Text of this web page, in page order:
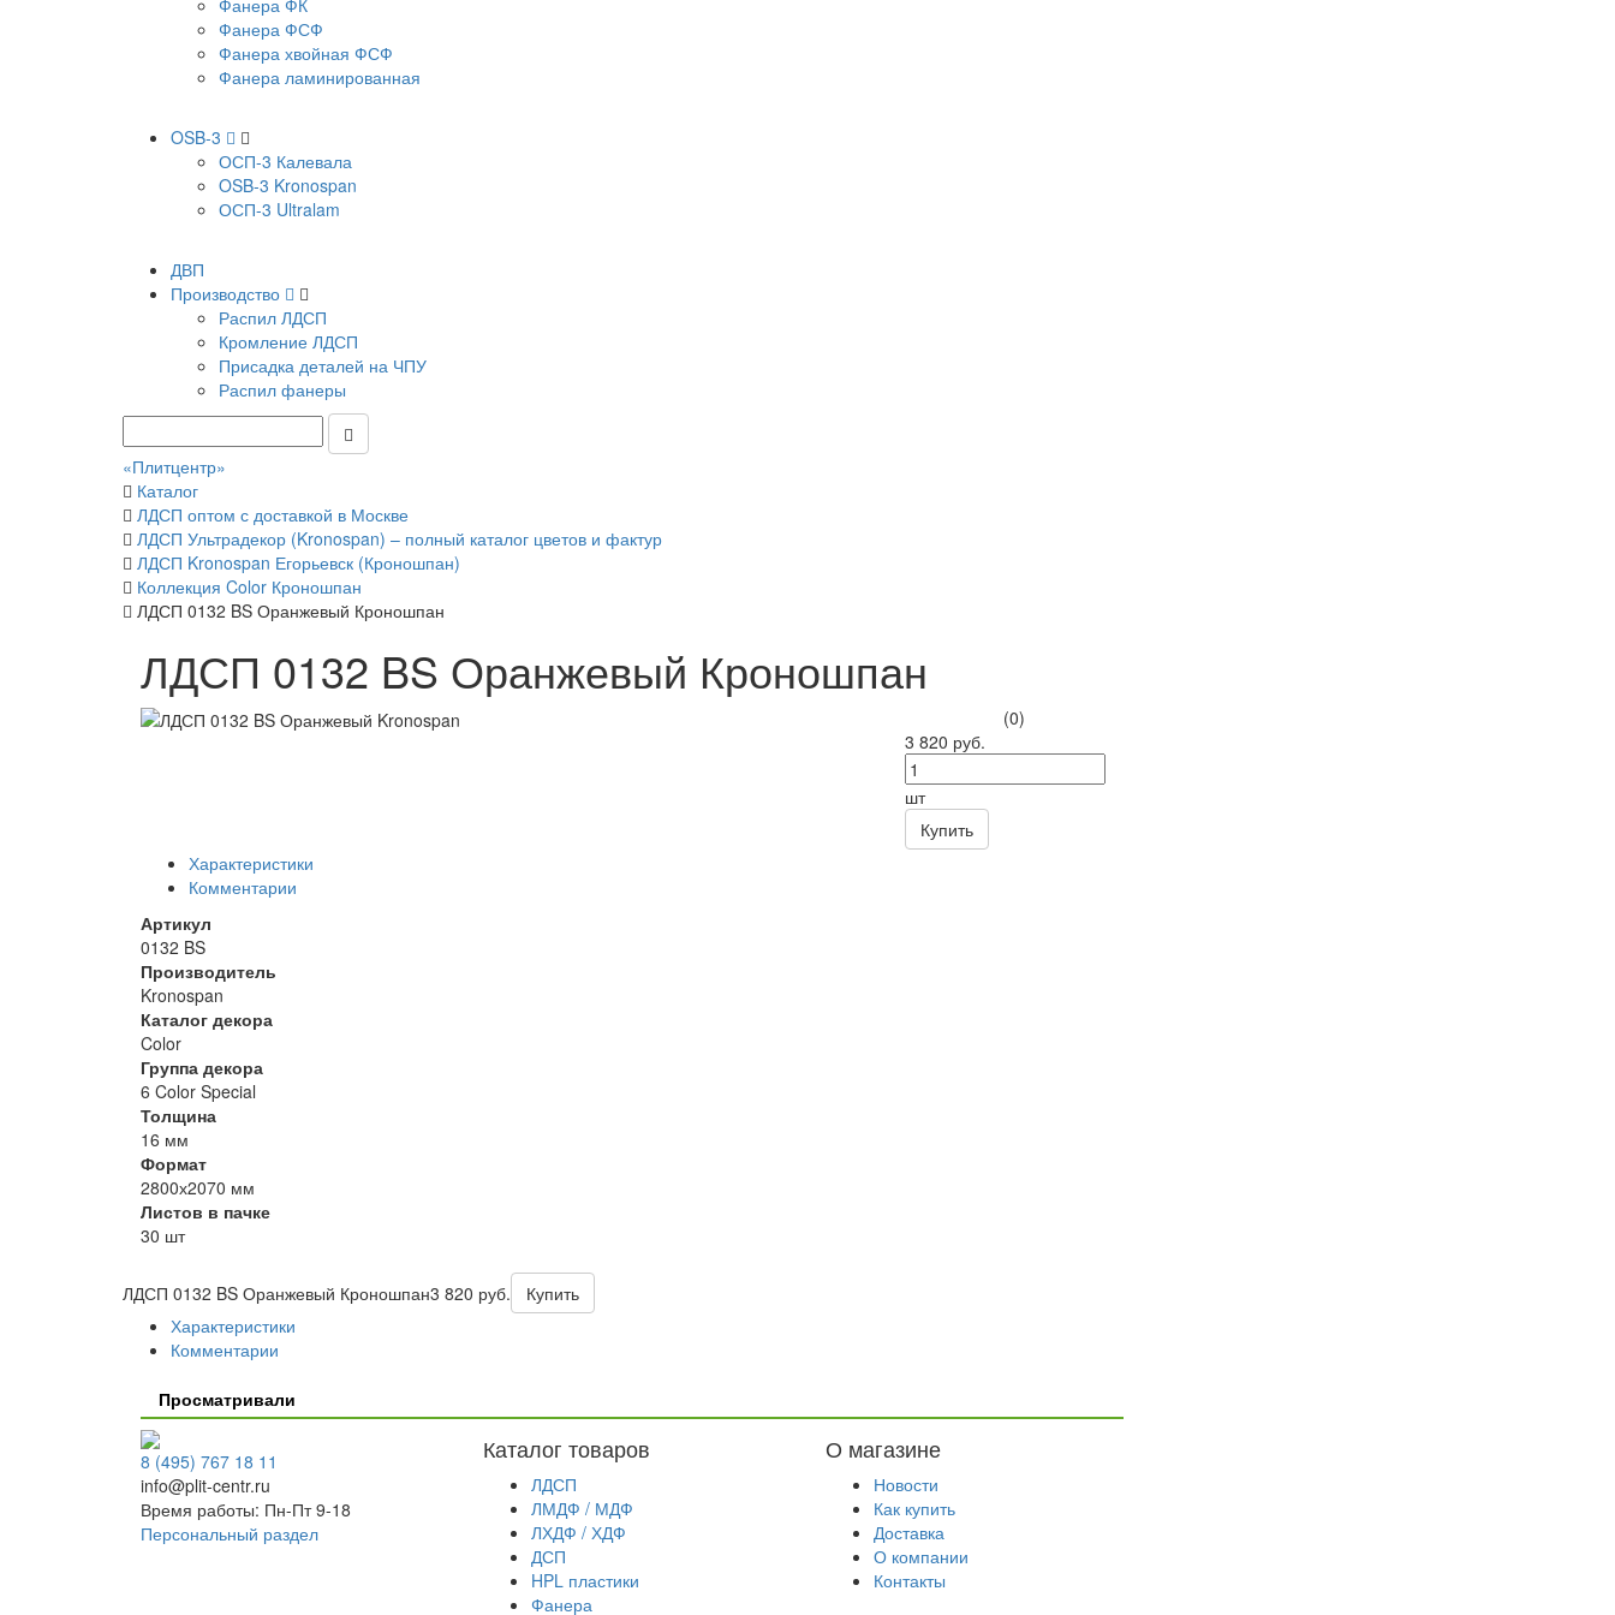
Фанера ФК
Фанера ФСФ
Фанера хвойная ФСФ
Фанера ламинированная
OSB-3
ОСП-3 Калевала
OSB-3 Kronospan
ОСП-3 Ultralam
ДВП
Производство
Распил ЛДСП
Кромление ЛДСП
Присадка деталей на ЧПУ
Распил фанеры
«Плитцентр»
Каталог
ЛДСП оптом с доставкой в Москве
ЛДСП Ультрадекор (Kronospan) – полный каталог цветов и фактур
ЛДСП Kronospan Егорьевск (Кроношпан)
Коллекция Color Кроношпан
ЛДСП 0132 BS Оранжевый Кроношпан
ЛДСП 0132 BS Оранжевый Кроношпан
(0)
3 820 руб.
шт
Купить
Характеристики
Комментарии
Артикул
0132 BS
Производитель
Kronospan
Каталог декора
Color
Группа декора
6 Color Special
Толщина
16 мм
Формат
2800х2070 мм
Листов в пачке
30 шт
ЛДСП 0132 BS Оранжевый Кроношпан3 820 руб.
Купить
Характеристики
Комментарии
Просматривали
О магазине
Новости
Как купить
Доставка
О компании
Контакты
Каталог товаров
ЛДСП
ЛМДФ / МДФ
ЛХДФ / ХДФ
ДСП
HPL пластики
Фанера
8 (495) 767 18 11
info@plit-centr.ru
Время работы: Пн-Пт 9-18
Персональный раздел